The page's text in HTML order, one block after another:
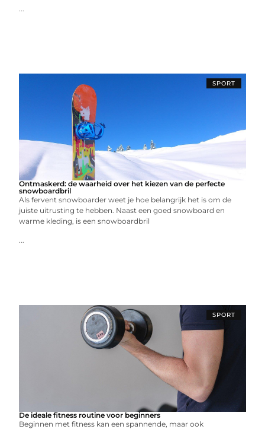
...
SPORT
Ontmaskerd: de waarheid over het kiezen van de perfecte
snowboardbril
Als fervent snowboarder weet je hoe belangrijk het is om de
juiste uitrusting te hebben. Naast een goed snowboard en
warme kleding, is een snowboardbril
...
SPORT
De ideale fitness routine voor beginners
Beginnen met fitness kan een spannende, maar ook